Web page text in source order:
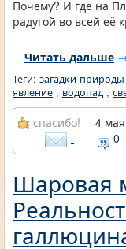
Почему? И где на
радугой во всей её
Читать дальше
Теги: загадки природы
явление , водопад ,
спасибо! 4
0
Шаровая